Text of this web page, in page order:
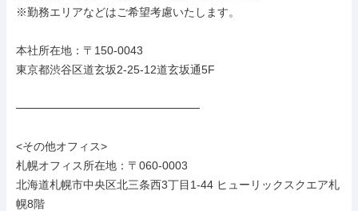
※勤務エリアなどはご希望考慮いたします。
本社所在地：〒150-0043
東京都渋谷区道玄坂2-25-12道玄坂通5F
───────────────────────
<その他オフィス>
札幌オフィス所在地：〒060-0003
北海道札幌市中央区北三条西3丁目1-44 ヒューリックスクエア札
幌8階